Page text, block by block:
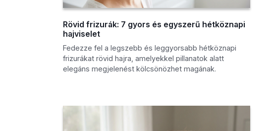
Rövid frizurák: 7 gyors és egyszerű hétköznapi
hajviselet
Fedezze fel a legszebb és leggyorsabb hétköznapi
frizurákat rövid hajra, amelyekkel pillanatok alatt
elegáns megjelenést kölcsönözhet magának.